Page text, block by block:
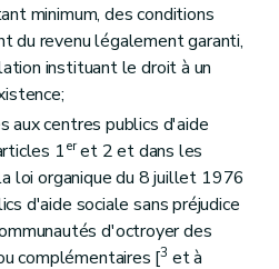
minimum, des conditions
du revenu légalement garanti,
instituant le droit à un
aux centres publics d'aide
1eret 2 et dans les
loi organique du 8 juillet 1976
d'aide sociale sans préjudice
d'octroyer des
complémentaires [3 et à